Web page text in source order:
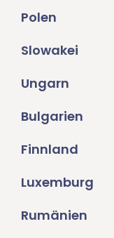
Polen
Slowakei
Ungarn
Bulgarien
Finnland
Luxemburg
Rumänien